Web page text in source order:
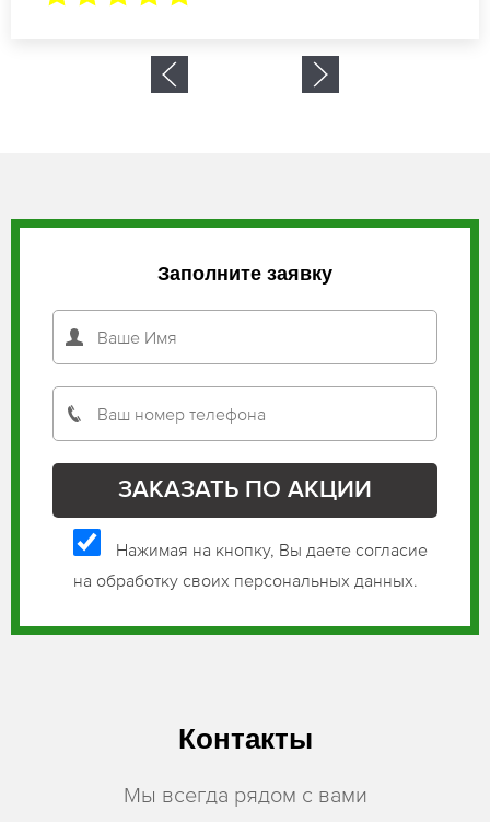
Заполните заявку
Нажимая на кнопку, Вы даете согласие
на обработку своих персональных данных.
Контакты
Мы всегда рядом с вами